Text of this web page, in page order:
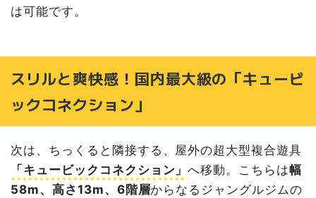
は可能です。
スリルと爽快感！国内最大級の「キュービ
ックコネクション」
次は、ちっくると隣接する、屋外の超大型複合遊具
「キュービックコネクション」へ移動。こちらは幅
58m、高さ13m、6階層からなるジャングルジムの